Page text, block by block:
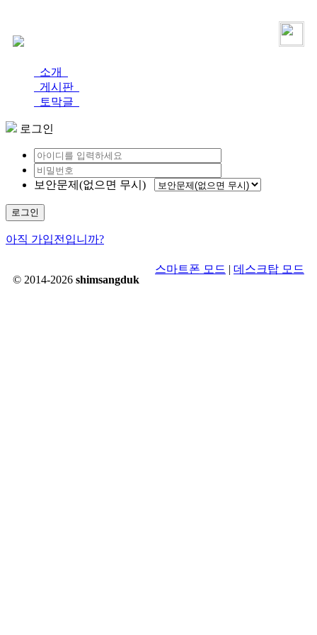
소개
게시판
토막글
로그인
보안문제(없으면 무시)
로그인
아직 가입전입니까?
© 2014-2026 shimsangduk
스마트폰 모드 | 데스크탑 모드